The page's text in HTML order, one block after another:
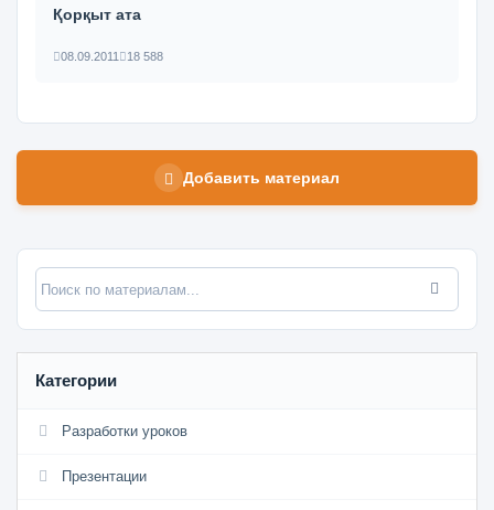
Қорқыт ата
08.09.2011 18 588
Добавить материал
Категории
Разработки уроков
Презентации